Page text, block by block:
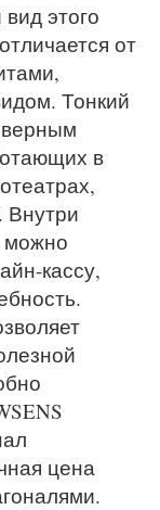
этого
от
Тонкий
в
Внутри
можно
кассу,
цена